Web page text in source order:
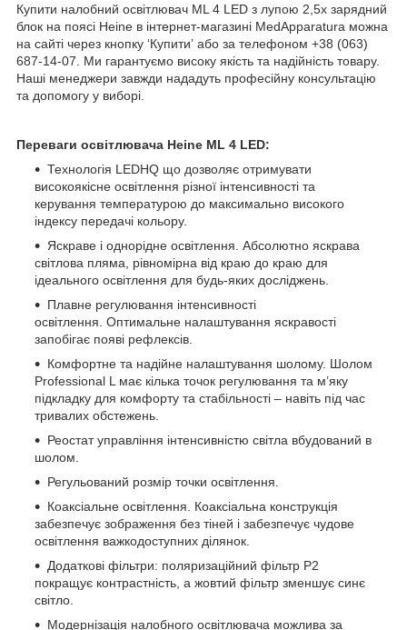
Купити налобний освітлювач ML 4 LED з лупою 2,5х зарядний
блок на поясі Heine в інтернет-магазині MedApparatura можна
на сайті через кнопку ‘Купитиʼ або за телефоном +38 (063)
687-14-07. Ми гарантуємо високу якість та надійність товару.
Наші менеджери завжди нададуть професійну консультацію
та допомогу у виборі.
Переваги освітлювача Heine ML 4 LED:
Технологія LEDHQ що дозволяє отримувати
високоякісне освітлення різної інтенсивності та
керування температурою до максимально високого
індексу передачі кольору.
Яскраве і однорідне освітлення. Абсолютно яскрава
світлова пляма, рівномірна від краю до краю для
ідеального освітлення для будь-яких досліджень.
Плавне регулювання інтенсивності
освітлення. Оптимальне налаштування яскравості
запобігає появі рефлексів.
Комфортне та надійне налаштування шолому. Шолом
Professional L має кілька точок регулювання та м’яку
підкладку для комфорту та стабільності – навіть під час
тривалих обстежень.
Реостат управління інтенсивністю світла вбудований в
шолом.
Регульований розмір точки освітлення.
Коаксіальне освітлення. Коаксіальна конструкція
забезпечує зображення без тіней і забезпечує чудове
освітлення важкодоступних ділянок.
Додаткові фільтри: поляризаційний фільтр P2
покращує контрастність, а жовтий фільтр зменшує синє
світло.
Модернізація налобного освітлювача можлива за